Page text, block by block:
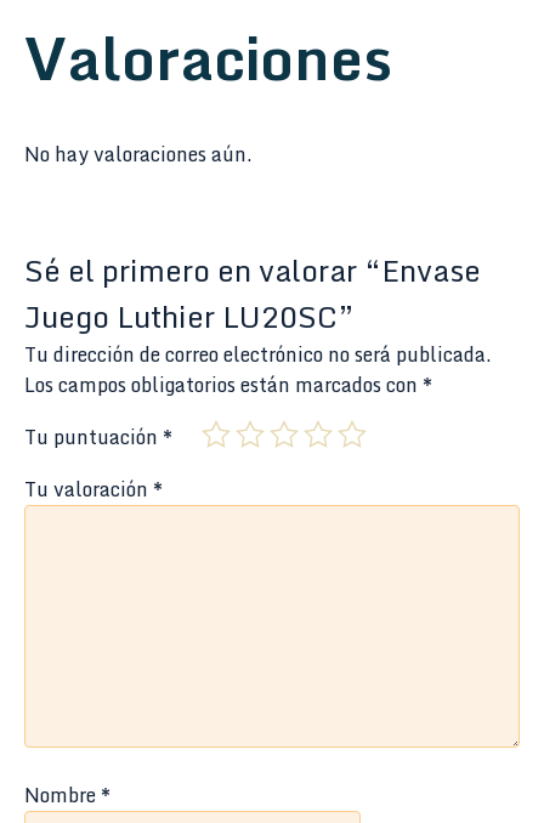
Valoraciones
No hay valoraciones aún.
Sé el primero en valorar “Envase
Juego Luthier LU20SC”
Tu dirección de correo electrónico no será publicada.
Los campos obligatorios están marcados con *
Tu puntuación *
Tu valoración *
Nombre*